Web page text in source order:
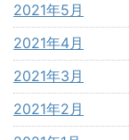
2021年5月
2021年4月
2021年3月
2021年2月